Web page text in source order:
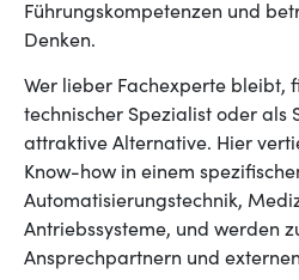
Führungskompetenzen und
Denken.
Wer lieber Fachexperte bleibt,
technischer Spezialist oder als
attraktive Alternative. Hier
Know-how in einem
Automatisierungstechnik,
Antriebssysteme, und werden
Ansprechpartnern und